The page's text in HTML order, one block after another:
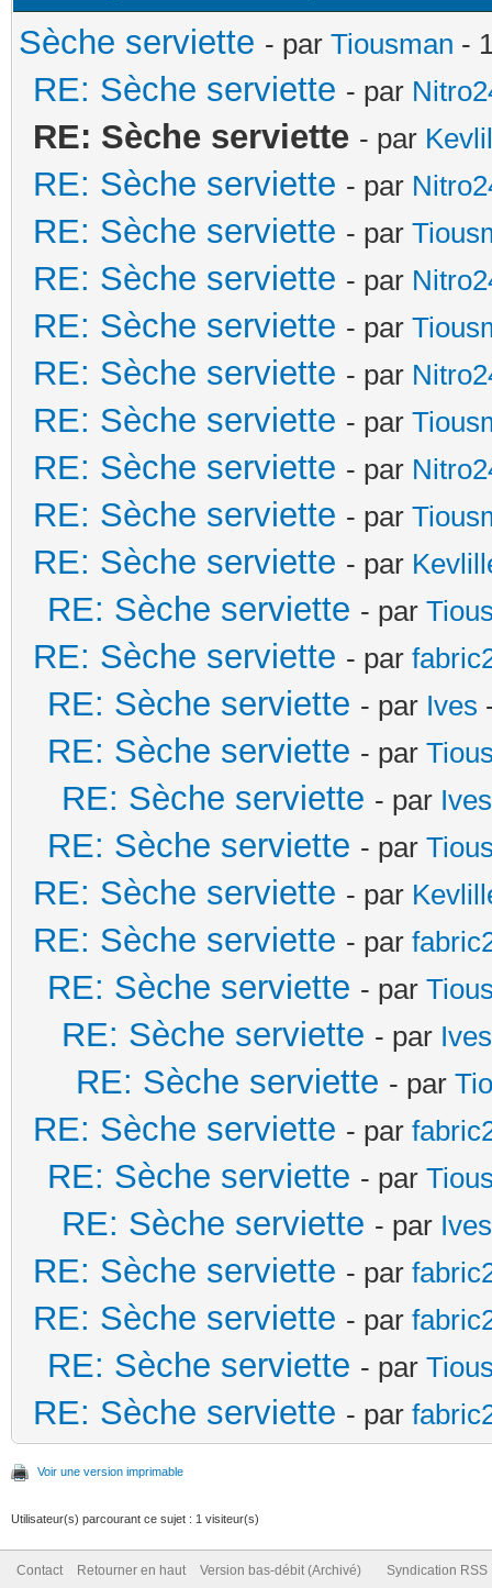
Sèche serviette - par Tiousman -
RE: Sèche serviette - par
RE: Sèche serviette - par
RE: Sèche serviette - par
RE: Sèche serviette - par
RE: Sèche serviette - par
RE: Sèche serviette - par
RE: Sèche serviette - par
RE: Sèche serviette - par
RE: Sèche serviette - par
RE: Sèche serviette - par
RE: Sèche serviette - par
RE: Sèche serviette - par
RE: Sèche serviette - par
RE: Sèche serviette - par Ives
RE: Sèche serviette - par
RE: Sèche serviette - par Ives
RE: Sèche serviette - par
RE: Sèche serviette - par
RE: Sèche serviette - par
RE: Sèche serviette - par
RE: Sèche serviette - par Ives
RE: Sèche serviette - par
RE: Sèche serviette - par
RE: Sèche serviette - par
RE: Sèche serviette - par Ives
RE: Sèche serviette - par
RE: Sèche serviette - par
RE: Sèche serviette - par
RE: Sèche serviette - par
Voir une version imprimable
Utilisateur(s) parcourant ce sujet : 1 visiteur(s)
Contact Retourner en haut Version bas-débit (Archivé) Syndication RSS